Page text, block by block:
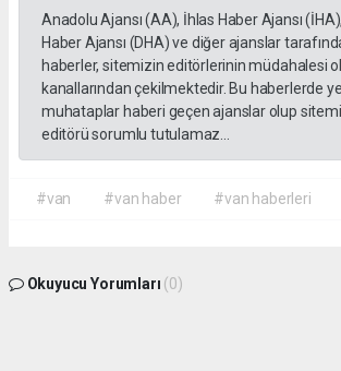
Anadolu Ajansı (AA), İhlas Haber Ajansı
Haber Ajansı (DHA) ve diğer ajanslar
haberler, sitemizin editörlerinin müdahalesi
kanallarından çekilmektedir. Bu haberlerde
muhataplar haberi geçen ajanslar olup
editörü sorumlu tutulamaz...
#van #van haber #van haberleri
Okuyucu Yorumları (0)